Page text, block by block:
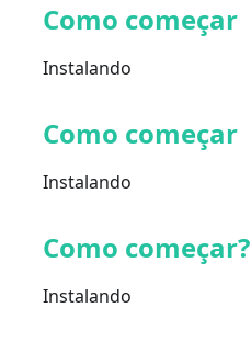
Como começar
Instalando
Como começar
Instalando
Como começar?
Instalando